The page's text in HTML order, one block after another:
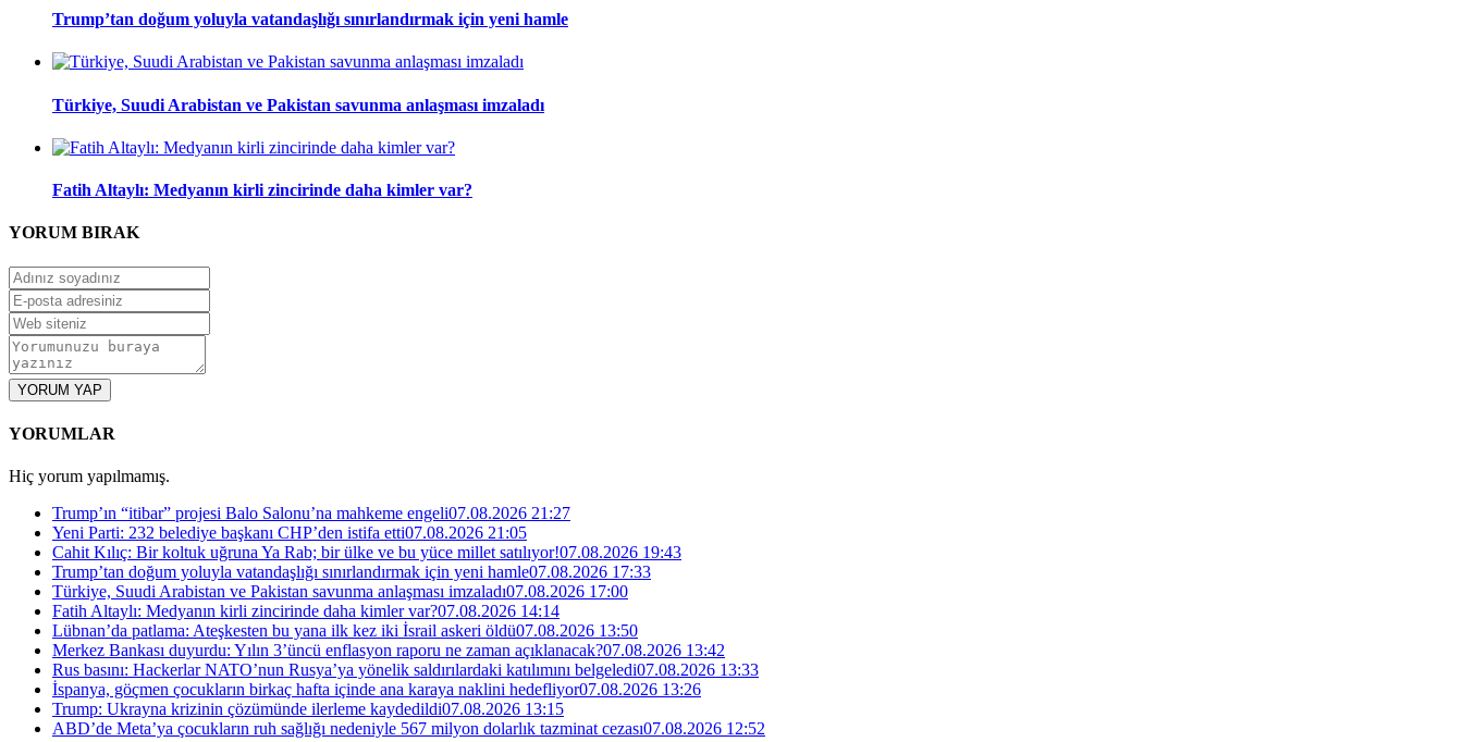
Trump’tan doğum yoluyla vatandaşlığı sınırlandırmak için yeni hamle
Türkiye, Suudi Arabistan ve Pakistan savunma anlaşması imzaladı
Fatih Altaylı: Medyanın kirli zincirinde daha kimler var?
YORUM BIRAK
YORUM YAP
YORUMLAR
Hiç yorum yapılmamış.
Trump’ın “itibar” projesi Balo Salonu’na mahkeme engeli07.08.2026 21:27
Yeni Parti: 232 belediye başkanı CHP’den istifa etti07.08.2026 21:05
Cahit Kılıç: Bir koltuk uğruna Ya Rab; bir ülke ve bu yüce millet satılıyor!07.08.2026 19:43
Trump’tan doğum yoluyla vatandaşlığı sınırlandırmak için yeni hamle07.08.2026 17:33
Türkiye, Suudi Arabistan ve Pakistan savunma anlaşması imzaladı07.08.2026 17:00
Fatih Altaylı: Medyanın kirli zincirinde daha kimler var?07.08.2026 14:14
Lübnan’da patlama: Ateşkesten bu yana ilk kez iki İsrail askeri öldü07.08.2026 13:50
Merkez Bankası duyurdu: Yılın 3’üncü enflasyon raporu ne zaman açıklanacak?07.08.2026 13:42
Rus basını: Hackerlar NATO’nun Rusya’ya yönelik saldırılardaki katılımını belgeledi07.08.2026 13:33
İspanya, göçmen çocukların birkaç hafta içinde ana karaya naklini hedefliyor07.08.2026 13:26
Trump: Ukrayna krizinin çözümünde ilerleme kaydedildi07.08.2026 13:15
ABD’de Meta’ya çocukların ruh sağlığı nedeniyle 567 milyon dolarlık tazminat cezası07.08.2026 12:52